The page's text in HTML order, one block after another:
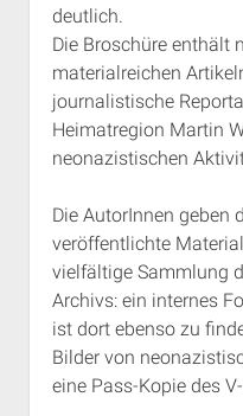
deutlich.
Die Broschüre enthält
materialreichen
journalistische
Heimatregion Martin
neonazistischen
Die AutorInnen geben
veröffentlichte
vielfältige Sammlung
Archivs: ein internes
ist dort ebenso zu
Bilder von
eine Pass-Kopie des